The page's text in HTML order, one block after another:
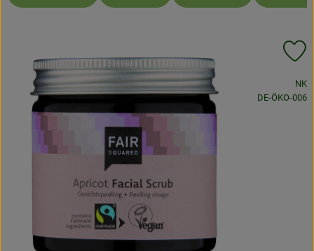
Ökokisten
Saisonthemen
Obst & Gemüse
Speisekammer
Getränke
, Verband:
NK
, Kontrollstelle:
DE-ÖKO-006